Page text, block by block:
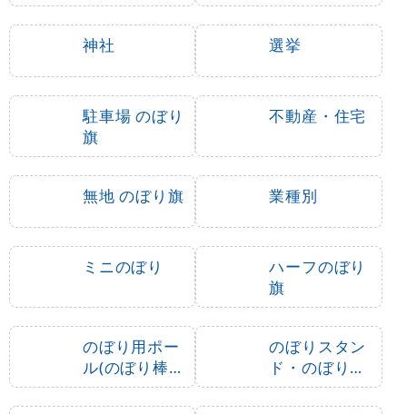
神社 選挙
駐車場 のぼり
旗
不動産・住宅
無地 のぼり旗 業種別
ミニのぼり
ハーフのぼり
旗
のぼり用ポー
ル(のぼり棒・
竿)
のぼりスタン
ド・のぼり立
て台